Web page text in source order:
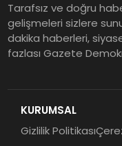
Tarafsız ve doğru
gelişmeleri sizlere
dakika haberleri,
fazlası Gazete
KURUMSAL
Gizlilik Politikası